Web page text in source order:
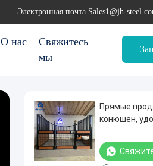
Электронная почта Sales1@jh-
О нас
Свяжитесь
мы
Прямые
конюшен,
деревянных